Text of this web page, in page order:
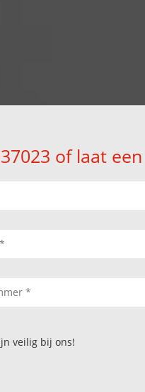
of laat
veilig bij ons!